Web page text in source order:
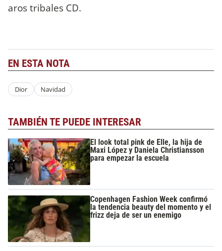
aros tribales CD.
EN ESTA NOTA
Dior Navidad
TAMBIÉN TE PUEDE INTERESAR
El look total pink de Elle, la hija de
Maxi López y Daniela Christiansson
para empezar la escuela
Copenhagen Fashion Week confirmó
la tendencia beauty del momento y el
frizz deja de ser un enemigo